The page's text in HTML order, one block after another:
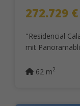
272.729 €
"Residencial
mit
62 m2